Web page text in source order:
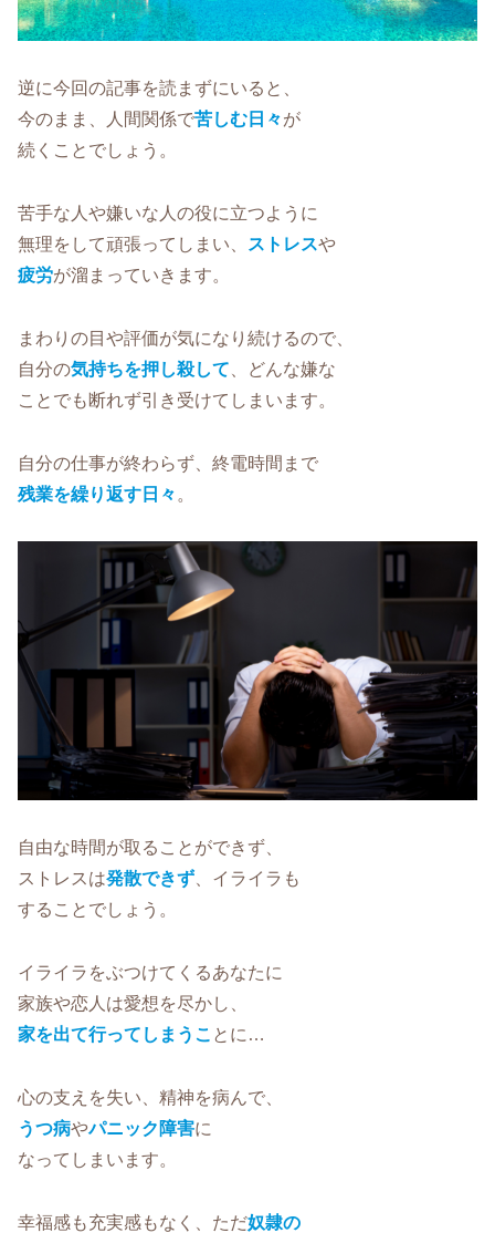
逆に今回の記事を読まずにいると、
今のまま、人間関係で苦しむ日々が
続くことでしょう。
苦手な人や嫌いな人の役に立つように
無理をして頑張ってしまい、
ストレスや
疲労が溜まっていきます。
まわりの目や評価が気になり続けるので、
自分の気持ちを押し殺して 、どんな嫌な
ことでも断れず引き受けてしまいます。
自分の仕事が終わらず、終電時間まで
残業を繰り返す日々 。
自由な時間が取ることができず、
ストレスは発散できず 、イライラも
することでしょう。
イライラをぶつけてくるあなたに
家族や恋人は愛想を尽かし、
家を出て行ってしまうこ とに…
心の支えを失い、精神を病んで、
うつ病やパニック障害に
なってしまいます。
幸福感も充実感もなく、ただ奴隷の